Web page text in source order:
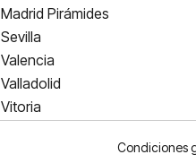
Madrid Pirámides
Sevilla
Valencia
Valladolid
Vitoria
Condiciones